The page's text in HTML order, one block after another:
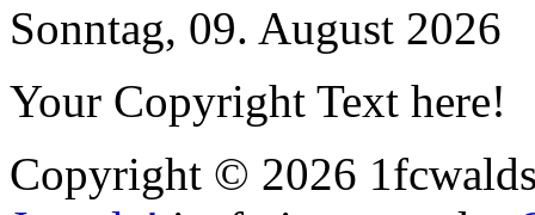
Sonntag, 09. August 2026
Your Copyright Text here!
Copyright © 2026